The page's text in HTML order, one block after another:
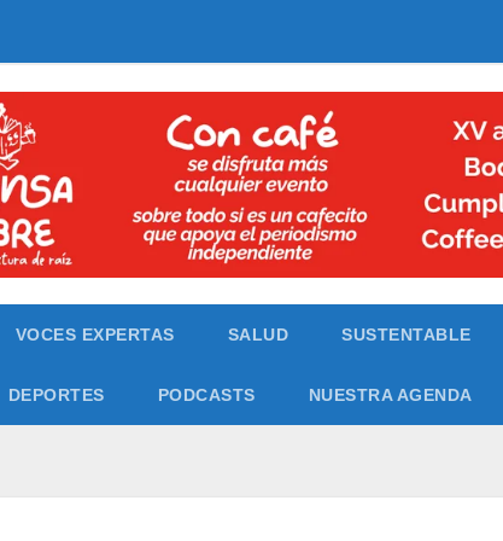
VOCES EXPERTAS SALUD SUSTENTABLE
DEPORTES PODCASTS NUESTRA AGENDA